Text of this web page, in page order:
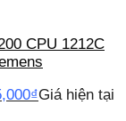
CPU 1212C
₫Giá hiện tại